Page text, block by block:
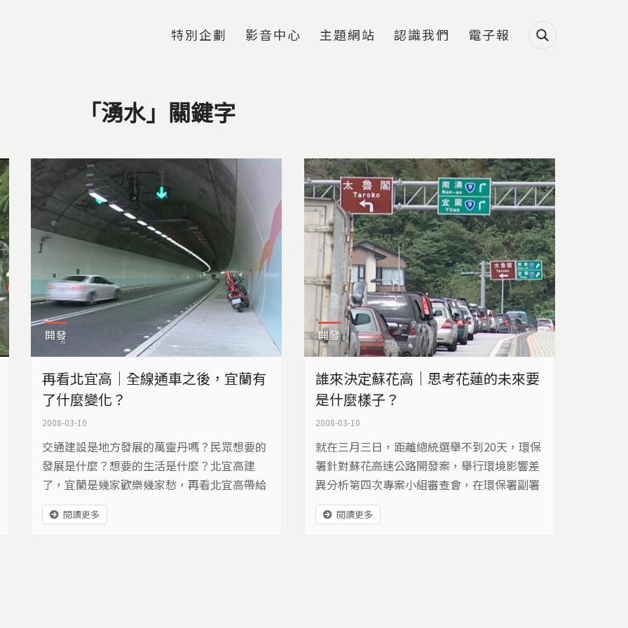
特別企劃 影音中心 主題網站 認識我們 電子報
「湧水」關鍵字
開發
再看北宜高｜全線通車之後，宜蘭有
了什麼變化？
2008-03-10
交通建設是地方發展的萬靈丹嗎？民眾想要的
發展是什麼？想要的生活是什麼？北宜高建
了，宜蘭是幾家歡樂幾家愁，再看北宜高帶給
宜蘭的利弊得失，反思蘇花高。
閱讀更多
開發
誰來決定蘇花高｜思考花蓮的未來要
是什麼樣子？
2008-03-10
就在三月三日，距離總統選舉不到20天，環保
署針對蘇花高速公路開發案，舉行環境影響差
異分析第四次專案小組審查會，在環保署副署
長張子敬的主導下，最後決定有條件通過蘇花
高的興建，也就是蘇澳到崇德的山區段將先行
閱讀更多